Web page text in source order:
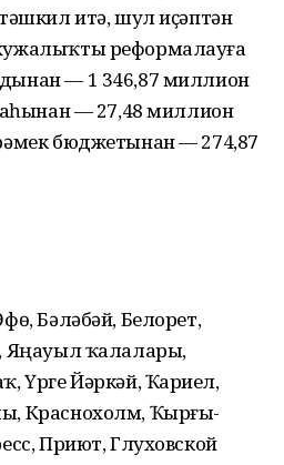
итә, шул иҫәптән
реформалауға
— 1 346,87 миллион
— 27,48 миллион
бюджетынан — 274,87
Бәләбәй, Белорет,
Яңауыл ҡалалары,
Йәркәй, Ҡариҙел,
Краснохолм, Ҡырғыҙ-
Приют, Глуховской